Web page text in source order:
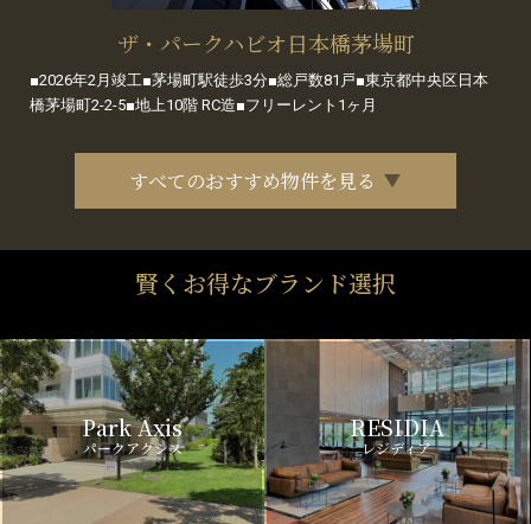
ザ・パークハビオ日本橋茅場町
■2026年2月竣工■茅場町駅徒歩3分■総戸数81戸■東京都中央区日本
橋茅場町2-2-5■地上10階 RC造■フリーレント1ヶ月
すべてのおすすめ物件を見る
賢くお得なブランド選択
Park Axis
パークアクシス
RESIDIA
レジディア